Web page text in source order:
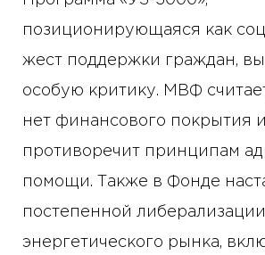
позиционирующаяся как
жест поддержки граждан,
особую критику. МВФ
нет финансового покрытия и
противоречит принципам
помощи. Также в Фонде
постепенной либерализации
энергетического рынка,